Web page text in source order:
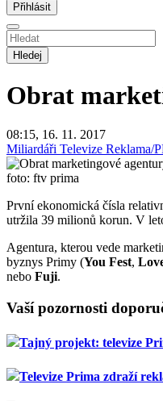
Hledej
Obrat
08:15, 16. 11. 2017
Miliardáři Televize Reklama/
foto: ftv prima
První ekonomická čísla
utržila 39 milionů korun. V
Agentura, kterou vede
byznys Primy (You Fest,
nebo Fuji.
Vaší pozornosti
Tajný projekt: televize
Televize Prima zdraží